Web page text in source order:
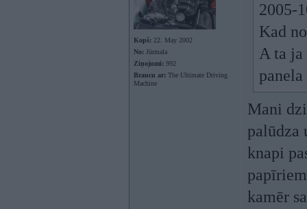
Kopš: 22. May 2002
No: Jūrmala
Ziņojumi: 992
Braucu ar: The Ultimate Driving
Machine
2005-
Kad
A ta ja
Mani
palūdza
knapi
kamēr